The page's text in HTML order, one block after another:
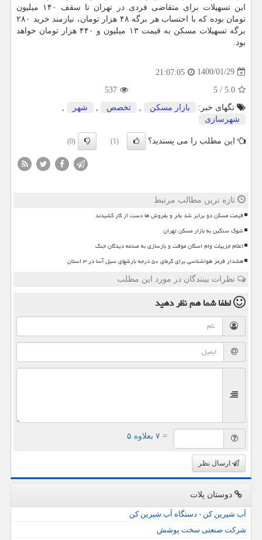
این تسهیلات برای متقاضی فردی در تهران تا سقف ۱۴۰ میلیون
تومان بوده که با احتساب هر برگه ۴۸ هزار تومان، نیازمند خرید ۲۸۰
برگه تسهیلات مسکن به قیمت ۱۳ میلیون و ۴۴۰ هزار تومان خواهد
بود.
1400/01/29
21:07:05
5.0
/
5
537
تگهای خبر:
بازار مسكن تخصص شهر
شهرسازی
این مطلب را می پسندید؟ (1)
(0)
تازه ترین مطالب مرتبط
قیمت مسکن دو برابر شد بخر و بفروش ها دست از کار کشیدند
شوک سنگین به بازار مسکن تهران
اعلام جزییات وام اسکان موقت و بازسازی به صدمه دیدگان جنگ
هشدار قرمز هواشناسی برای گرمای ۵۰ درجه بارشهای سیل آسا در ۳ استان
نظرات بینندگان در مورد این مطلب
لطفا شما همنظر دهید
= ۷ بعلاوه ۵
ارسال نظر
دوستان پلات
آب شیرین کن - دستگاه آب شیرین کن
شرکت صنعتی سخت پوشش